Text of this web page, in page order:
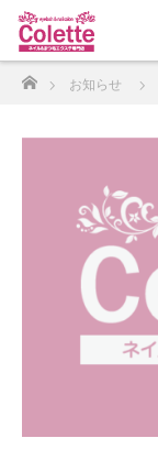
ホーム
お知らせ